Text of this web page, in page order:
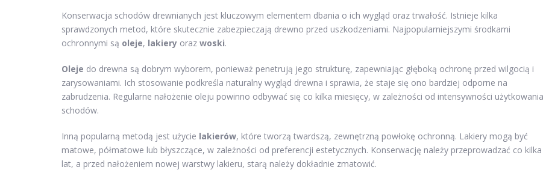
Konserwacja schodów drewnianych jest kluczowym elementem dbania o ich wygląd oraz trwałość. Istnieje kilka
sprawdzonych metod, które skutecznie zabezpieczają drewno przed uszkodzeniami. Najpopularniejszymi środkami
ochronnymi są oleje, lakiery oraz woski.
Oleje do drewna są dobrym wyborem, ponieważ penetrują jego strukturę, zapewniając głęboką ochronę przed wilgocią i
zarysowaniami. Ich stosowanie podkreśla naturalny wygląd drewna i sprawia, że staje się ono bardziej odporne na
zabrudzenia. Regularne nałożenie oleju powinno odbywać się co kilka miesięcy, w zależności od intensywności użytkowania
schodów.
Inną popularną metodą jest użycie lakierów, które tworzą twardszą, zewnętrzną powłokę ochronną. Lakiery mogą być
matowe, półmatowe lub błyszczące, w zależności od preferencji estetycznych. Konserwację należy przeprowadzać co kilka
lat, a przed nałożeniem nowej warstwy lakieru, starą należy dokładnie zmatowić.